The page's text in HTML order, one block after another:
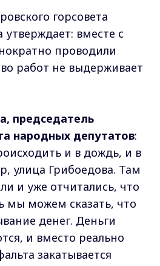
горсовета
вместе с
проводили
работ не выдерживает
председатель
народных депутатов:
и в дождь, и в
улица Грибоедова. Там
и уже отчитались, что
мы можем сказать, что
денег. Деньги
и вместо реально
закатывается